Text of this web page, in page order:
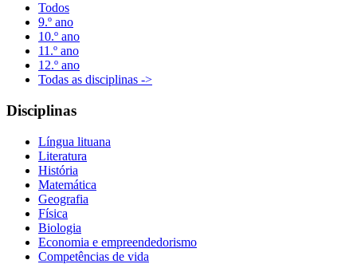
Todos
9.º ano
10.º ano
11.º ano
12.º ano
Todas as disciplinas ->
Disciplinas
Língua lituana
Literatura
História
Matemática
Geografia
Física
Biologia
Economia e empreendedorismo
Competências de vida